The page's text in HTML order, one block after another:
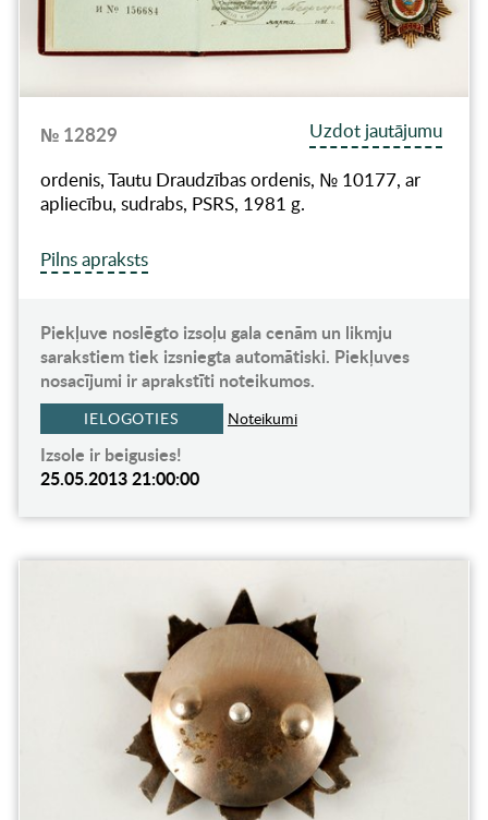
№ 12829
Uzdot jautājumu
ordenis, Tautu Draudzības ordenis, № 10177, ar
apliecību, sudrabs, PSRS, 1981 g.
Pilns apraksts
Piekļuve noslēgto izsoļu gala cenām un likmju
sarakstiem tiek izsniegta automātiski. Piekļuves
nosacījumi ir aprakstīti noteikumos.
IELOGOTIES Noteikumi
Izsole ir beigusies!
25.05.2013 21:00:00